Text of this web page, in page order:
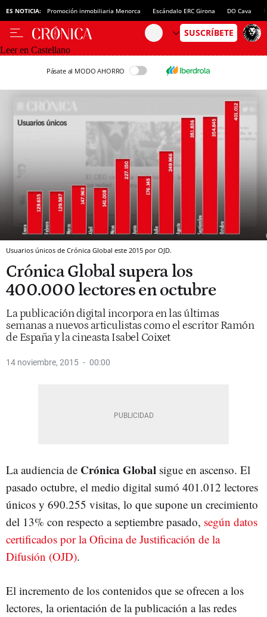
ES NOTICIA: Promoción inmobiliaria Menorca Escándalo ERC Girona DO Cava
Leer en Castellano
Pásate al MODO AHORRO
Usuarios únicos de Crónica Global este 2015 por OJD.
Crónica Global supera los
400.000 lectores en octubre
La publicación digital incorpora en las últimas
semanas a nuevos articulistas como el escritor Ramón
de España y la cineasta Isabel Coixet
14 noviembre, 2015 00:00
La audiencia de Crónica Global sigue en ascenso. El
pasado octubre, el medio digital sumó 401.012 lectores
únicos y 690.255 visitas, lo que supone un crecimiento
del 13% con respecto a septiembre pasado, según datos
certificados por la Oficina de Justificación de la
Difusión (OJD).
El incremento de los contenidos que se ofrecen a los
lectores, la orientación de la publicación a las redes